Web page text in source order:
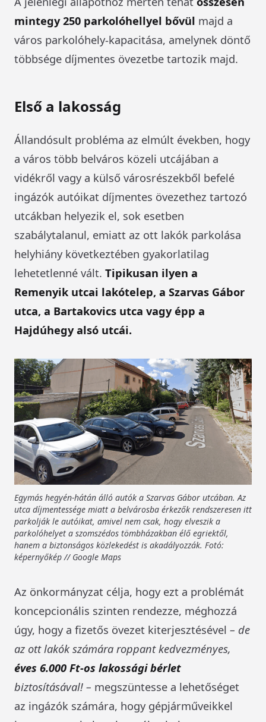
mintegy 250 parkolóhellyel bővül majd a
város parkolóhely-kapacitása, amelynek döntő
többsége díjmentes övezetbe tartozik majd.
Első a lakosság
Állandósult probléma az elmúlt években, hogy
a város több belváros közeli utcájában a
vidékről vagy a külső városrészekből befelé
ingázók autóikat díjmentes övezethez tartozó
utcákban helyezik el, sok esetben
szabálytalanul, emiatt az ott lakók parkolása
helyhiány következtében gyakorlatilag
lehetetlenné vált. Tipikusan ilyen a
Remenyik utcai lakótelep, a Szarvas Gábor
utca, a Bartakovics utca vagy épp a
Hajdúhegy alsó utcái.
Egymás hegyén-hátán álló autók a Szarvas Gábor utcában. Az
utca díjmentessége miatt a belvárosba érkezők rendszeresen itt
parkolják le autóikat, amivel nem csak, hogy elveszik a
parkolóhelyet a szomszédos tömbházakban élő egriektől,
hanem a biztonságos közlekedést is akadályozzák. Fotó:
képernyőkép // Google Maps
Az önkormányzat célja, hogy ezt a problémát
koncepcionális szinten rendezze, méghozzá
úgy, hogy a fizetős övezet kiterjesztésével – de
az ott lakók számára roppant kedvezményes,
éves 6.000 Ft-os lakossági bérlet
biztosításával! – megszüntesse a lehetőséget
az ingázók számára, hogy gépjárműveikkel